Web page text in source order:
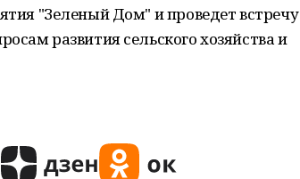
"Зеленый Дом" и проведет встречу
развития сельского хозяйства и